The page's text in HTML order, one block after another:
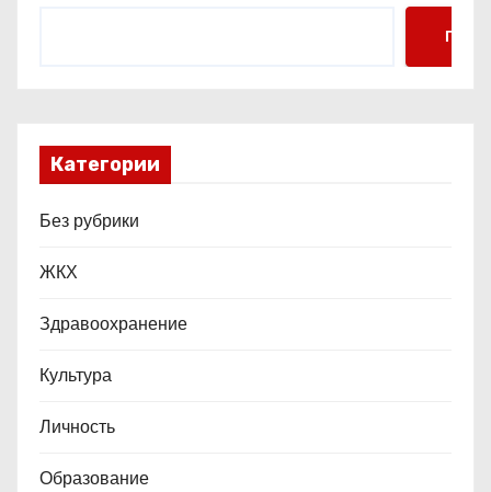
Поиск
Категории
Без рубрики
ЖКХ
Здравоохранение
Культура
Личность
Образование